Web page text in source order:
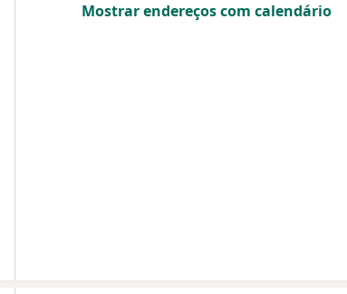
Mostrar endereços com calendário